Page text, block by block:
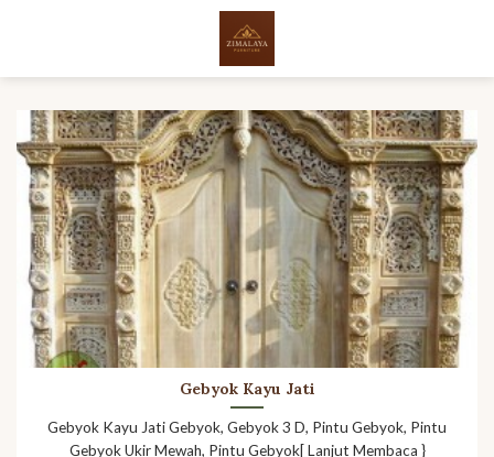
Gebyok Kayu Jati
Gebyok Kayu Jati Gebyok, Gebyok 3 D, Pintu Gebyok, Pintu
Gebyok Ukir Mewah, Pintu Gebyok[ Lanjut Membaca }